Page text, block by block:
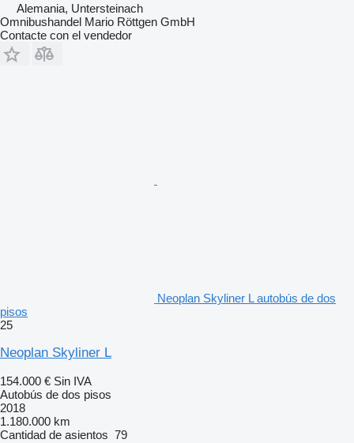
Alemania, Untersteinach
Omnibushandel Mario Röttgen GmbH
Contacte con el vendedor
Neoplan Skyliner L autobús de dos
pisos
25
Neoplan Skyliner L
154.000 € Sin IVA
Autobús de dos pisos
2018
1.180.000 km
Cantidad de asientos 79